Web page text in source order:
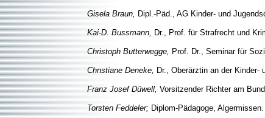
Gisela Braun, Dipl.-Päd., AG Kinder- und
Kai-D. Bussmann, Dr., Prof. für Strafrecht und
Christoph Butterwegge, Prof. Dr., Seminar für
Chnstiane Deneke, Dr., Oberärztin an der Kinder-
Franz Josef Düwell, Vorsitzender Richter am
Torsten Feddeler; Diplom-Pädagoge, Algermissen.